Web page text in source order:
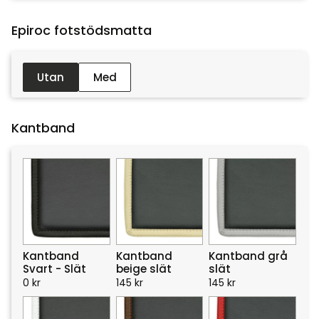
Epiroc fotstödsmatta :
Utan Med
Kantband
Kantband
Svart - Slät
0 kr
Kantband
beige slät
145 kr
Kantband grå
slät
145 kr